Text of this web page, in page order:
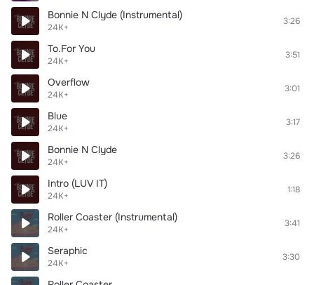
Bonnie N Clyde (Instrumental)
24K+
3:26
To.For You
24K+
3:51
Overflow
24K+
3:01
Blue
24K+
3:17
Bonnie N Clyde
24K+
3:26
Intro (LUV IT)
24K+
1:18
Roller Coaster (Instrumental)
24K+
3:41
Seraphic
24K+
3:30